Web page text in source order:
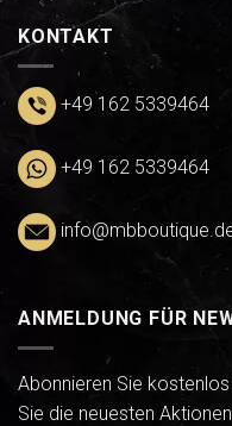
KONTAKT
+49 162 5339464
+49 162 5339464
ANMELDUNG FÜR
Abonnieren Sie
Sie die neuesten